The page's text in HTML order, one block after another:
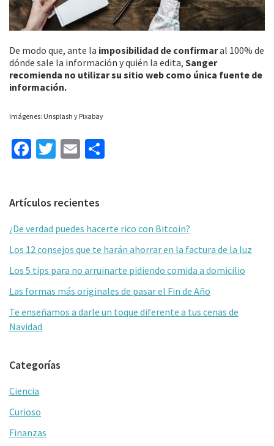
De modo que, ante la imposibilidad de confirmaral 100% de
dónde sale la información y quién la edita, Sanger
recomienda no utilizar su sitio web como única fuente de
información.
Imágenes: Unsplash y Pixabay
Fa
o
o
k
T
er
E
l
ar
tir
Barra
lateral
primaria
Artículos recientes
¿De verdad puedes hacerte rico con Bitcoin?
Los 12 consejos que te harán ahorrar en la factura de la luz
Los 5 tips para no arruinarte pidiendo comida a domicilio
Las formas más originales de pasar el Fin de Año
Te enseñamos a darle un toque diferente a tus cenas de
Navidad
Categorías
Ciencia
Curioso
Finanzas